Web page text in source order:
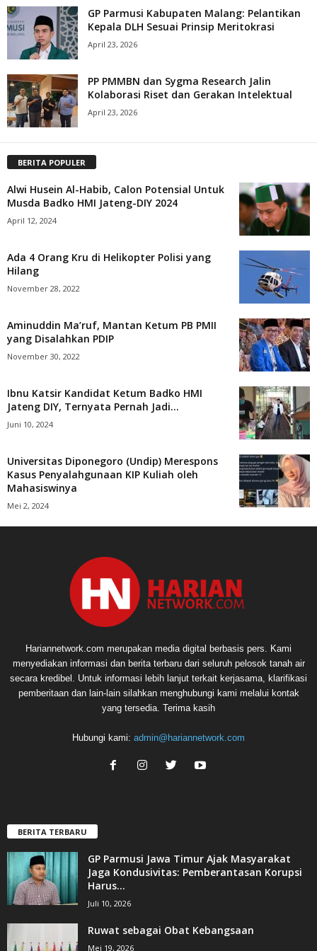
GP Parmusi Kabupaten Malang: Pelantikan
Kepala DLH Sesuai Prinsip Meritokrasi
April 23, 2026
PP PMMBN dan Sygma Research Jalin
Kolaborasi Riset dan Gerakan Intelektual
April 23, 2026
BERITA POPULER
Alwi Husein Al-Habib, Calon Potensial Untuk
Musda Badko HMI Jateng-DIY 2024
April 12, 2024
Ada 4 Orang Kru di Helikopter Polisi yang
Hilang
November 28, 2022
Aminuddin Ma’ruf, Mantan Ketum PB PMII
yang Disalahkan PDIP
November 30, 2022
Ibnu Katsir Kandidat Ketum Badko HMI
Jateng DIY, Ternyata Pernah Jadi...
Juni 10, 2024
Universitas Diponegoro (Undip) Merespons
Kasus Penyalahgunaan KIP Kuliah oleh
Mahasiswinya
Mei 2, 2024
Hariannetwork.com merupakan media digital berbasis pers. Kami
menyediakan informasi dan berita terbaru dari seluruh pelosok tanah air
secara kredibel. Untuk informasi lebih lanjut terkait kerjasama, klarifikasi
pemberitaan dan lain-lain silahkan menghubungi kami melalui kontak
yang tersedia. Terima kasih
Hubungi kami: admin@hariannetwork.com
BERITA TERBARU
GP Parmusi Jawa Timur Ajak Masyarakat
Jaga Kondusivitas: Pemberantasan Korupsi
Harus...
Juli 10, 2026
Ruwat sebagai Obat Kebangsaan
Mei 19, 2026